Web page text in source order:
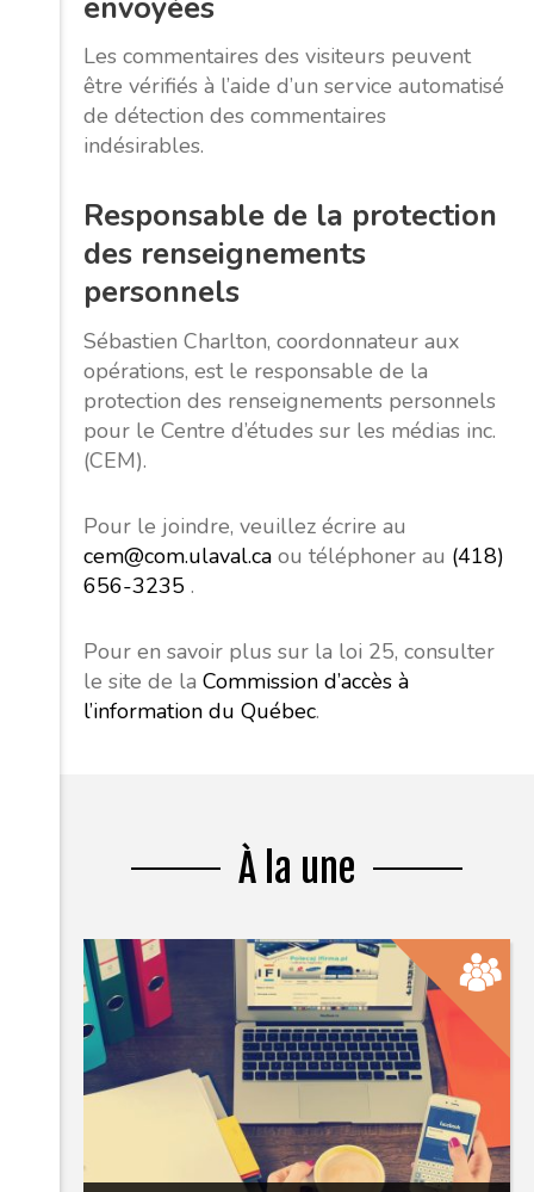
Les commentaires des visiteurs peuvent
être vérifiés à l’aide d’un service automatisé
de détection des commentaires
indésirables.
Responsable de la protection
des renseignements
personnels
Sébastien Charlton, coordonnateur aux
opérations, est le responsable de la
protection des renseignements personnels
pour le Centre d’études sur les médias inc.
(CEM).
Pour le joindre, veuillez écrire au
cem@com.ulaval.ca ou téléphoner au (418)
656-3235 .
Pour en savoir plus sur la loi 25, consulter
le site de la Commission d’accès à
l’information du Québec.
À la une